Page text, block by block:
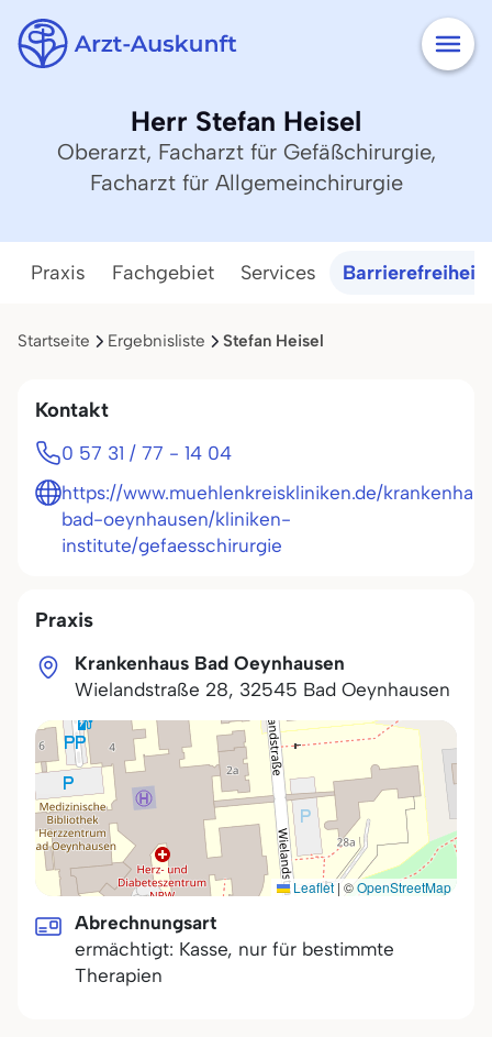
Herr Stefan Heisel
Oberarzt, Facharzt für Gefäßchirurgie,
Facharzt für Allgemeinchirurgie
Praxis Fachgebiet Services Barrierefreiheit
Startseite Ergebnisliste Stefan Heisel
Praxis
Krankenhaus Bad Oeynhausen
Wielandstraße 28, 32545 Bad Oeynhausen
Leaflet | ©OpenStreetMap
Abrechnungsart
ermächtigt: Kasse, nur für bestimmte
Therapien
Kontakt
0 57 31 / 77 - 14 04
https://www.muehlenkreiskliniken.de/
bad-oeynhausen/kliniken-
institute/gefaesschirurgie